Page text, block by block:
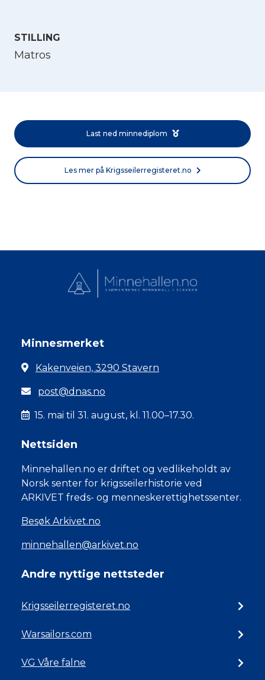
STILLING
Matros
Last ned minnediplom
Les mer på Krigsseilerregisteret.no
Minnesmerket
Kakenveien, 3290 Stavern
post@dnas.no
15. mai til 31. august, kl. 11.00–17.30.
Nettsiden
Minnehallen.no er driftet og vedlikeholdt av
Norsk senter for krigsseilerhistorie ved
ARKIVET freds- og menneskerettighetssenter.
Besøk Arkivet.no
minnehallen@arkivet.no
Andre nyttige nettsteder
Krigsseilerregisteret.no
Warsailors.com
VG Våre falne